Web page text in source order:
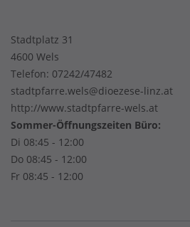
Stadtplatz 31
4600 Wels
Telefon: 07242/47482
stadtpfarre.wels@dioezese-linz.at
http://www.stadtpfarre-wels.at
Sommer-Öffnungszeiten Büro:
Di 08:45 - 12:00
Do 08:45 - 12:00
Fr 08:45 - 12:00